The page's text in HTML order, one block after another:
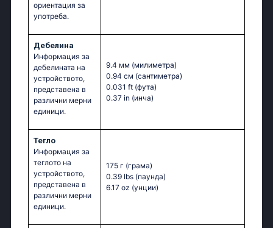
ориентация за
употреба.
Дебелина
Информация за
дебелината на
устройството,
представена в
различни мерни
единици.
9.4 мм (милиметра)
0.94 см (сантиметра)
0.031 ft (фута)
0.37 in (инча)
Тегло
Информация за
теглото на
устройството,
представена в
различни мерни
единици.
175 г (грама)
0.39 lbs (паунда)
6.17 oz (унции)